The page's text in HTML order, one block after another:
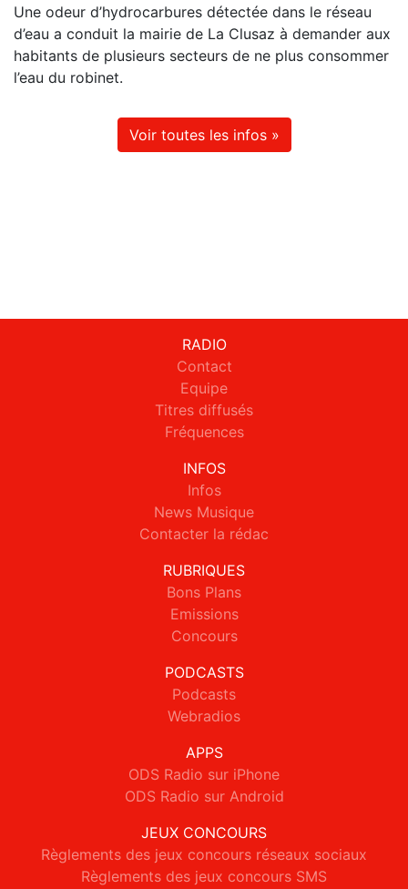
Une odeur d’hydrocarbures détectée dans le réseau
d’eau a conduit la mairie de La Clusaz à demander aux
habitants de plusieurs secteurs de ne plus consommer
l’eau du robinet.
Voir toutes les infos »
RADIO
Contact
Equipe
Titres diffusés
Fréquences
INFOS
Infos
News Musique
Contacter la rédac
RUBRIQUES
Bons Plans
Emissions
Concours
PODCASTS
Podcasts
Webradios
APPS
ODS Radio sur iPhone
ODS Radio sur Android
JEUX CONCOURS
Règlements des jeux concours réseaux sociaux
Règlements des jeux concours SMS